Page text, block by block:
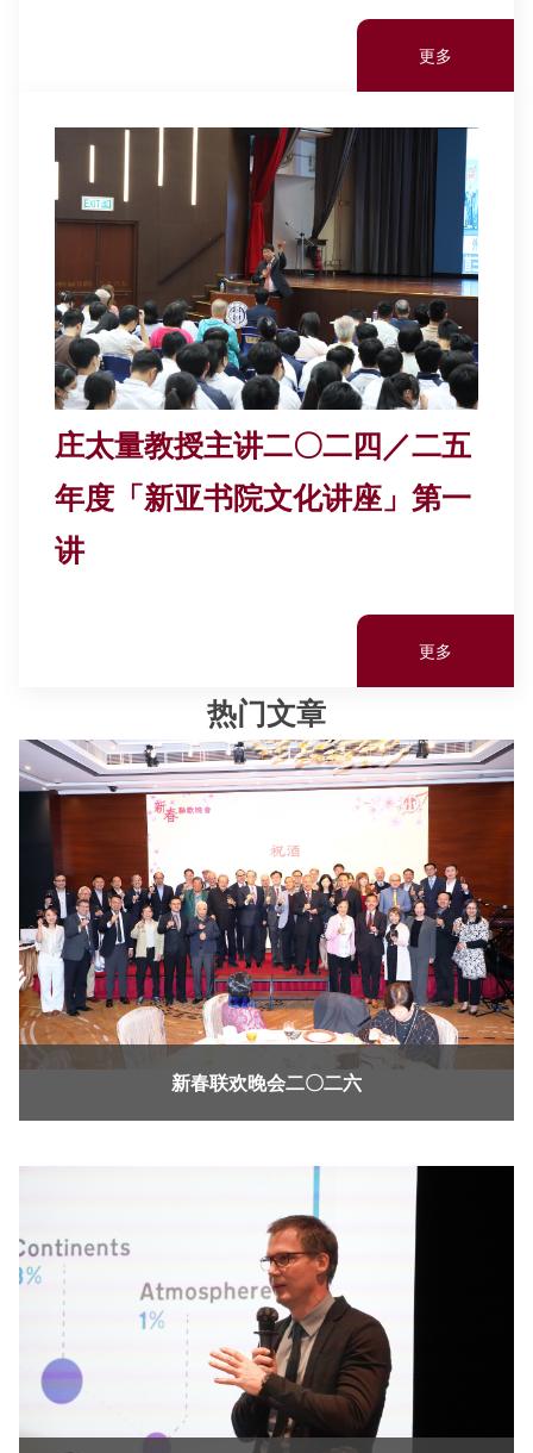
更多
庄太量教授主讲二〇二四／二五
年度「新亚书院文化讲座」第一
讲
更多
热门文章
新春联欢晚会二〇二六